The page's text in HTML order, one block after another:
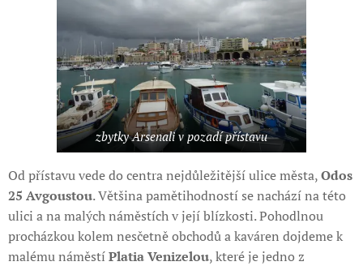
zbytky Arsenali v pozadí přístavu
Od přístavu vede do centra nejdůležitější ulice města,Odos
25 Avgoustou. Většina pamětihodností se nachází na této
ulici a na malých náměstích v její blízkosti. Pohodlnou
procházkou kolem nesčetně obchodů a kaváren dojdeme k
malému náměstíPlatia Venizelou, které je jedno z